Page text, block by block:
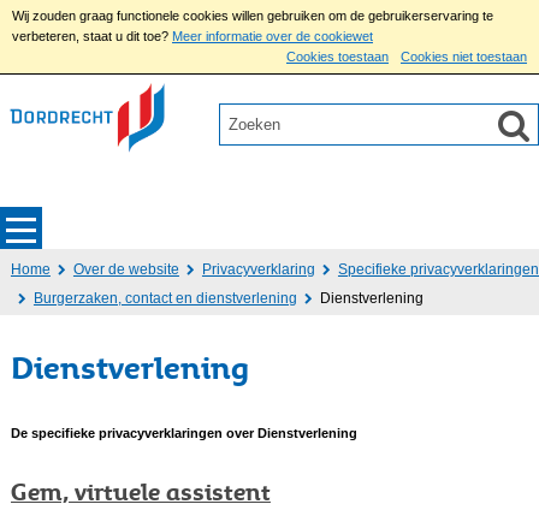
Wij zouden graag functionele cookies willen gebruiken om de gebruikerservaring te
verbeteren, staat u dit toe? Meer informatie over de cookiewet
Cookies toestaan
Cookies niet toestaan
Home Over de website Privacyverklaring
Specifieke privacyverklaringen
Burgerzaken, contact en dienstverlening
Dienstverlening
Dienstverlening
De specifieke privacyverklaringen over Dienstverlening
Gem, virtuele assistent